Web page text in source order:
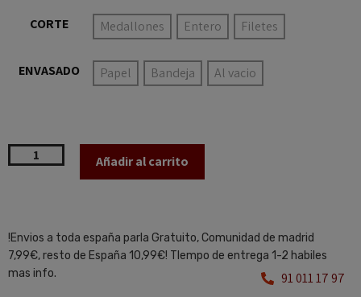
CORTE Medallones Entero Filetes
ENVASADO Papel Bandeja Al vacio
Añadir al carrito
!Envios a toda españa parla Gratuito, Comunidad de madrid
7,99€, resto de España 10,99€! TIempo de entrega 1-2 habiles
mas info.
91 011 17 97